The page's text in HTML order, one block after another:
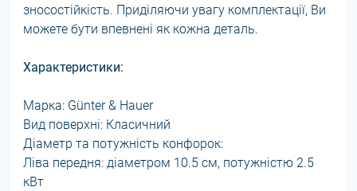
зносостійкість. Приділяючи увагу комплектації, Ви
можете бути впевнені як кожна деталь.
Характеристики:
Марка: Günter & Hauer
Вид поверхні: Класичний
Діаметр та потужність конфорок:
Ліва передня: діаметром 10.5 см, потужністю 2.5
кВт